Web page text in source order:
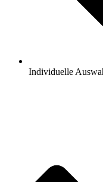
Individuelle